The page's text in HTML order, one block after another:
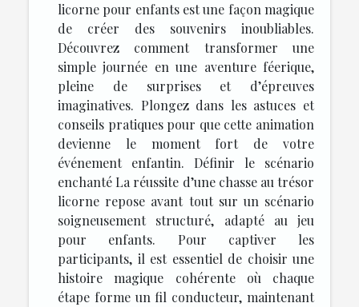
licorne pour enfants est une façon magique
de créer des souvenirs inoubliables.
Découvrez comment transformer une
simple journée en une aventure féerique,
pleine de surprises et d’épreuves
imaginatives. Plongez dans les astuces et
conseils pratiques pour que cette animation
devienne le moment fort de votre
événement enfantin. Définir le scénario
enchanté La réussite d’une chasse au trésor
licorne repose avant tout sur un scénario
soigneusement structuré, adapté au jeu
pour enfants. Pour captiver les
participants, il est essentiel de choisir une
histoire magique cohérente où chaque
étape forme un fil conducteur, maintenant